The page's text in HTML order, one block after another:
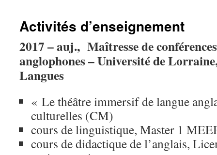
Activités d’enseignement
2017 – auj., Maîtresse de
anglophones – Université de
Langues
« Le théâtre immersif de langue
culturelles (CM)
cours de linguistique, Master 1
cours de didactique de l’anglais,